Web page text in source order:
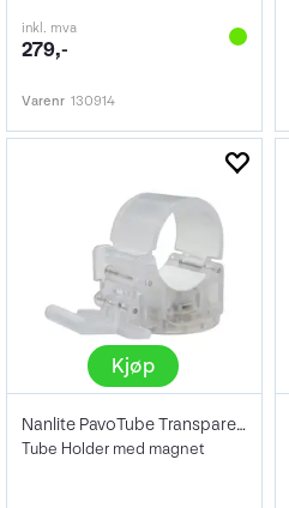
inkl. mva
279,-
Varenr 130914
Kjøp
Nanlite PavoTube Transparent T12 Clip
Tube Holder med magnet